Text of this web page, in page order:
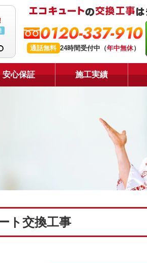
0120-337-910
通話無料 24時間受付中（年中無休）
安心保証 施工実績
ト交換工事